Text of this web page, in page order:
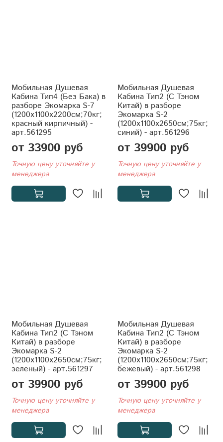
Мобильная Душевая
Кабина Тип4 (Без Бака) в
разборе Экомарка S-7
(1200x1100x2200см;70кг;
красный кирпичный) -
арт.561295
от 33900 руб
Точную цену уточняйте у
менеджера
Мобильная Душевая
Кабина Тип2 (С Тэном
Китай) в разборе
Экомарка S-2
(1200x1100x2650см;75кг;
синий) - арт.561296
от 39900 руб
Точную цену уточняйте у
менеджера
Мобильная Душевая
Кабина Тип2 (С Тэном
Китай) в разборе
Экомарка S-2
(1200x1100x2650см;75кг;
зеленый) - арт.561297
от 39900 руб
Точную цену уточняйте у
менеджера
Мобильная Душевая
Кабина Тип2 (С Тэном
Китай) в разборе
Экомарка S-2
(1200x1100x2650см;75кг;
бежевый) - арт.561298
от 39900 руб
Точную цену уточняйте у
менеджера